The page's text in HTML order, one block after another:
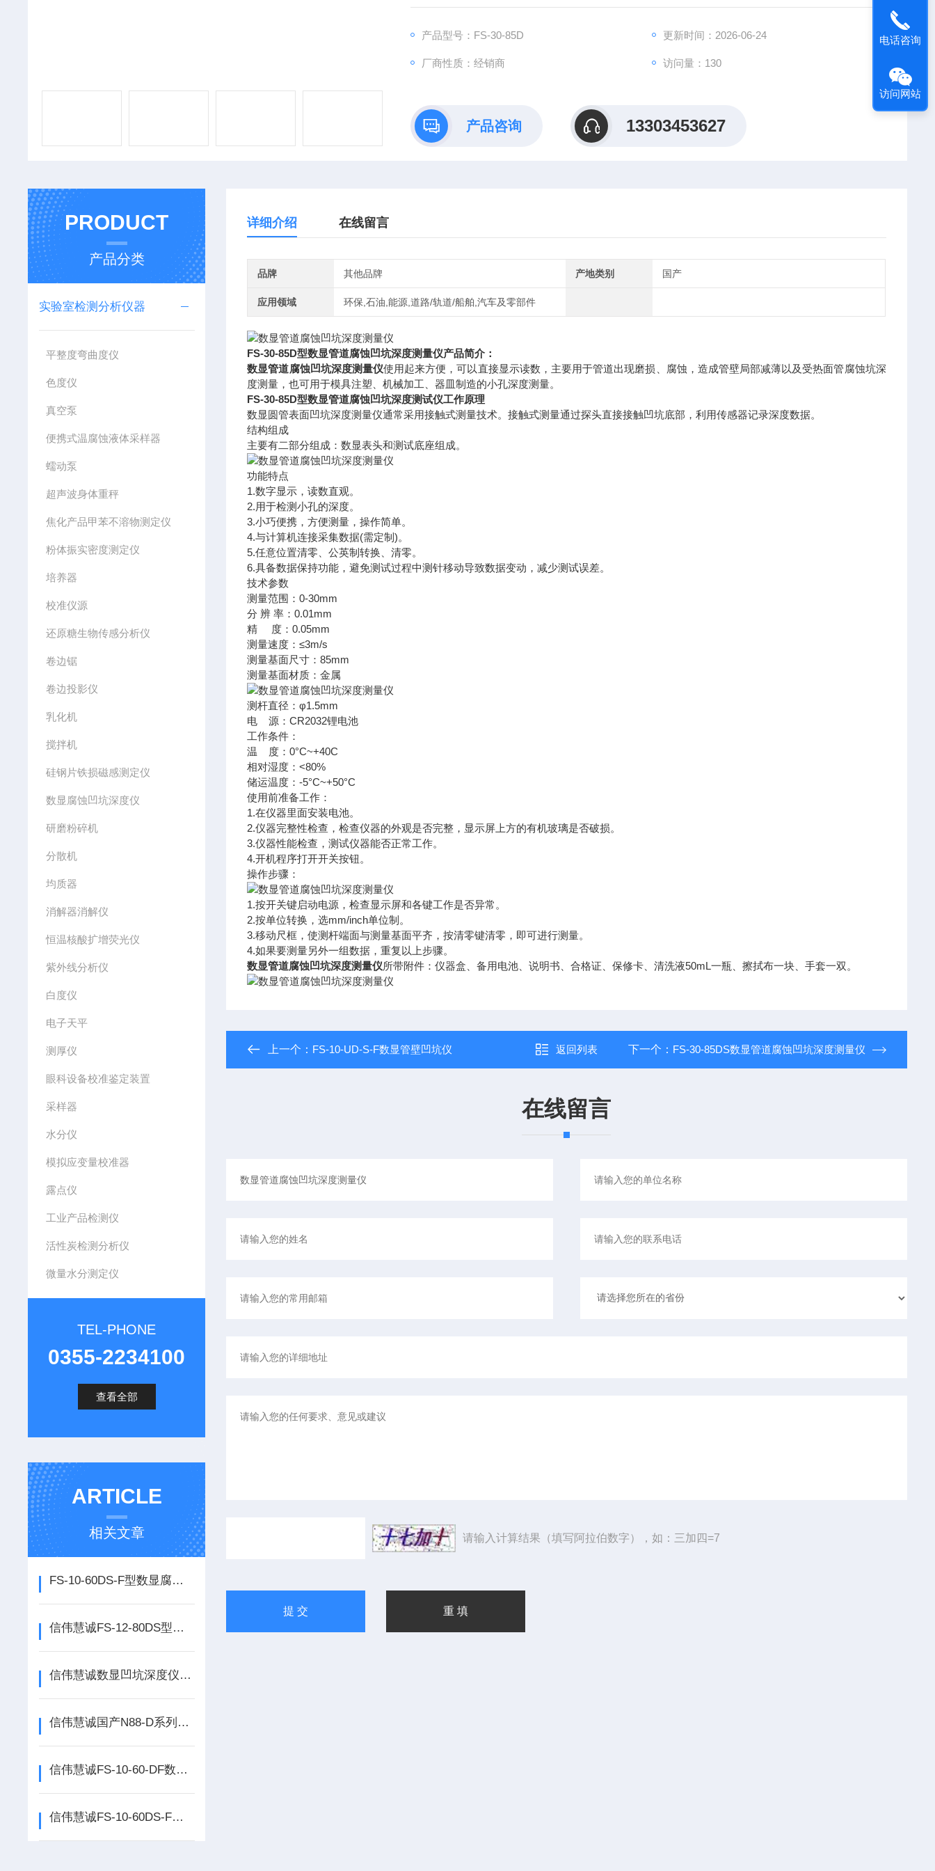
产品型号：FS-30-85D 更新时间：2026-06-24
厂商性质：经销商 访问量：130
产品咨询 13303453627
PRODUCT
产品分类
实验室检测分析仪器
平整度弯曲度仪
色度仪
真空泵
便携式温腐蚀液体采样器
蠕动泵
超声波身体重秤
焦化产品甲苯不溶物测定仪
粉体振实密度测定仪
培养器
校准仪源
还原糖生物传感分析仪
卷边锯
卷边投影仪
乳化机
搅拌机
硅钢片铁损磁感测定仪
数显腐蚀凹坑深度仪
研磨粉碎机
分散机
均质器
消解器消解仪
恒温核酸扩增荧光仪
紫外线分析仪
白度仪
电子天平
测厚仪
眼科设备校准鉴定装置
采样器
水分仪
模拟应变量校准器
露点仪
工业产品检测仪
活性炭检测分析仪
微量水分测定仪
TEL-PHONE
0355-2234100
查看全部
ARTICLE
相关文章
FS-10-60DS-F型数显腐蚀凹坑深度测定仪可选装IP65级表头！
信伟慧诚FS-12-80DS型数显凹坑深度仪分辨率0.001mm量程0-12.7mm！
信伟慧诚数显凹坑深度仪量程0-10mm分辨率0.01mm和0.001mm可选！
信伟慧诚国产N88-D系列数字凹坑深度测定仪产品资料！
信伟慧诚FS-10-60-DF数显腐蚀凹坑深度测定仪可选IP54级与IP65级表头
信伟慧诚FS-10-60DS-F型数显腐蚀凹坑深度测量仪标配IP54级防护表头！
详细介绍 在线留言
品牌 其他品牌 产地类别 国产
应用领域 环保,石油,能源,道路/轨道/船舶,汽车及零部件
FS-30-85D型数显管道腐蚀凹坑深度测量仪产品简介：
数显管道腐蚀凹坑深度测量仪使用起来方便，可以直接显示读数，主要用于管道出现磨损、腐蚀，造成管壁局部减薄以及受热面管腐蚀坑深
度测量，也可用于模具注塑、机械加工、器皿制造的小孔深度测量。
FS-30-85D型数显管道腐蚀凹坑深度测试仪工作原理
数显圆管表面凹坑深度测量仪通常采用接触式测量技术。接触式测量通过探头直接接触凹坑底部，利用传感器记录深度数据。
结构组成
主要有二部分组成：数显表头和测试底座组成。
功能特点
1.数字显示，读数直观。
2.用于检测小孔的深度。
3.小巧便携，方便测量，操作简单。
4.与计算机连接采集数据(需定制)。
5.任意位置清零、公英制转换、清零。
6.具备数据保持功能，避免测试过程中测针移动导致数据变动，减少测试误差。
技术参数
测量范围：0-30mm
分 辨 率：0.01mm
精 度：0.05mm
测量速度：≤3m/s
测量基面尺寸：85mm
测量基面材质：金属
测杆直径：φ1.5mm
电 源：CR2032锂电池
工作条件：
温 度：0°C~+40C
相对湿度：<80%
储运温度：-5°C~+50°C
使用前准备工作：
1.在仪器里面安装电池。
2.仪器完整性检查，检查仪器的外观是否完整，显示屏上方的有机玻璃是否破损。
3.仪器性能检查，测试仪器能否正常工作。
4.开机程序打开开关按钮。
操作步骤：
1.按开关键启动电源，检查显示屏和各键工作是否异常。
2.按单位转换，选mm/inch单位制。
3.移动尺框，使测杆端面与测量基面平齐，按清零键清零，即可进行测量。
4.如果要测量另外一组数据，重复以上步骤。
数显管道腐蚀凹坑深度测量仪所带附件：仪器盒、备用电池、说明书、合格证、保修卡、清洗液50mL一瓶、擦拭布一块、手套一双。
上一个： FS-10-UD-S-F数显管壁凹坑仪 返回列表 下一个： FS-30-85DS数显管道腐蚀凹坑深度测量仪
在线留言
请输入计算结果（填写阿拉伯数字），如：三加四=7
电话咨询
访问网站